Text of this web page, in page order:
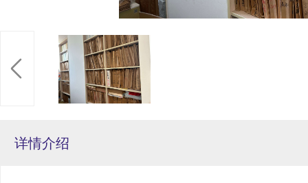
详情介绍